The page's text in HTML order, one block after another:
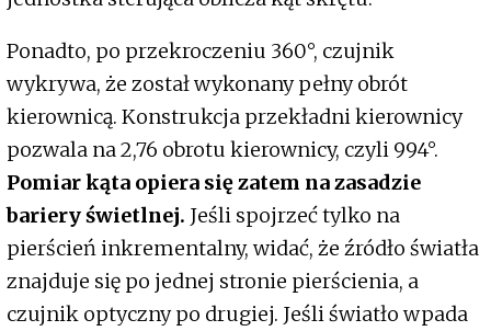
Ponadto, po przekroczeniu 360°, czujnik
wykrywa, że został wykonany pełny obrót
kierownicą. Konstrukcja przekładni kierownicy
pozwala na 2,76 obrotu kierownicy, czyli 994°.
Pomiar kąta opiera się zatem na zasadzie
bariery świetlnej. Jeśli spojrzeć tylko na
pierścień inkrementalny, widać, że źródło światła
znajduje się po jednej stronie pierścienia, a
czujnik optyczny po drugiej. Jeśli światło wpada